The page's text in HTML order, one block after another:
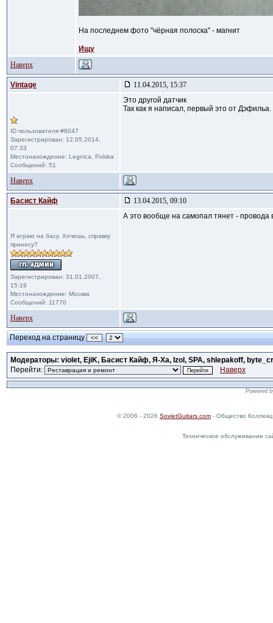
На последнем фото "чёрная полоска" - магнит
Ищу
Наверх
Vintage 11.04.2015, 15:37
ID пользователя #6047
Зарегистрирован: 12.05.2014,
07:33
Местонахождение: Legnica, Polska
Сообщений: 51
Это другой датчик
Так как я написал, первый это от Дэфильa.
Наверх
Басист Кайф 13.04.2015, 09:10
Я играю на басу. Хочешь, справку
принесу?
Зарегистрирован: 31.01.2007,
15:19
Местонахождение: Москва
Сообщений: 11770
А это вообще на самопал тянет -
Наверх
Переход на страницу <<
Модераторы: violet, EjiK, Басист Кайф, Я-Ха, Izol, SPA, shlepakoff,
Перейти:
Наверх
Powered
© 2006 - 2026 SovietGuitars.com - Общество
Техническое обслуживание